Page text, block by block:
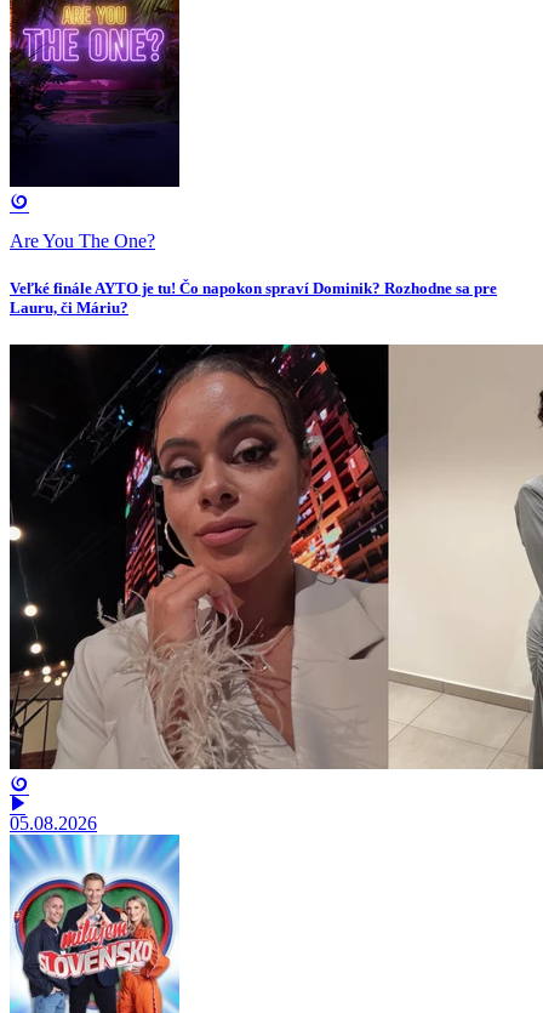
Are You The One?
Veľké finále AYTO je tu! Čo napokon spraví Dominik? Rozhodne sa pre
Lauru, či Máriu?
05.08.2026